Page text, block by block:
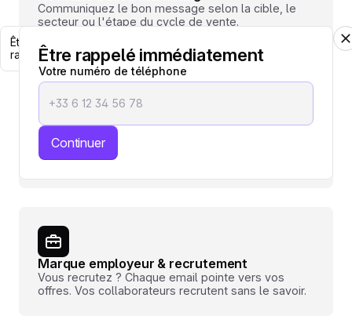
Être
rappeléÊtre rappelé immédiatement
Votre numéro de téléphone
Continuer
Communiquez le bon message selon la cible, le
secteur ou l'étape du cycle de vente.
Lancements produit
Nouveau produit, nouvelle fonctionnalité, nouvelle
offre. Activez une bannière sur toutes les
signatures le jour J.
Marque employeur & recrutement
Vous recrutez ? Chaque email pointe vers vos
offres. Vos collaborateurs recrutent sans le savoir.